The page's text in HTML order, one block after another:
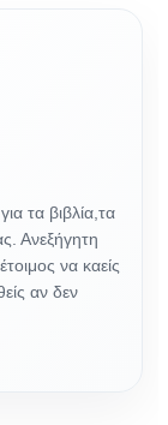
τα βιβλία,τα
Ανεξήγητη
να καείς
αν δεν